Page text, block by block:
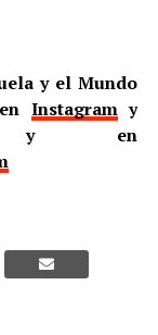
y el Mundo
Instagramy
en